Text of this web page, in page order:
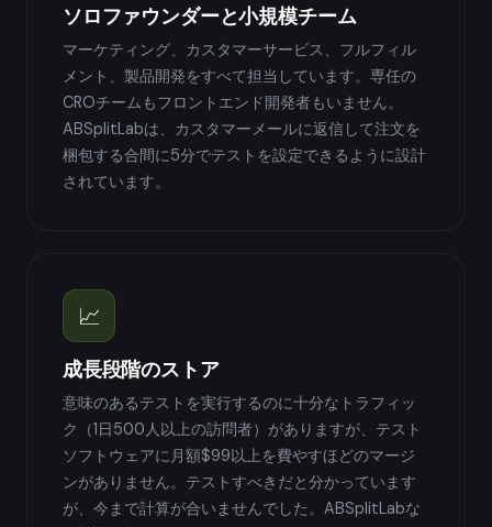
ソロファウンダーと小規模チーム
マーケティング、カスタマーサービス、フルフィル
メント、製品開発をすべて担当しています。専任の
CROチームもフロントエンド開発者もいません。
ABSplitLabは、カスタマーメールに返信して注文を
梱包する合間に5分でテストを設定できるように設計
されています。
📈
成長段階のストア
意味のあるテストを実行するのに十分なトラフィッ
ク（1日500人以上の訪問者）がありますが、テスト
ソフトウェアに月額$99以上を費やすほどのマージ
ンがありません。テストすべきだと分かっています
が、今まで計算が合いませんでした。ABSplitLabな